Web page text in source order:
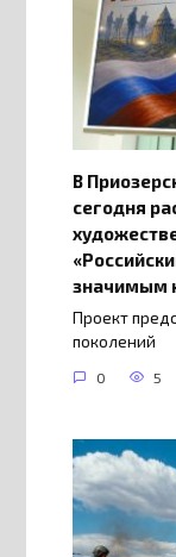
В
сегодня
значимым
Проект
поколений
0 5